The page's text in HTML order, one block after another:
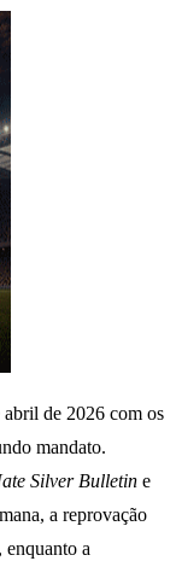
de 2026 com os
mandato.
Silver Bulletin e
a reprovação
enquanto a